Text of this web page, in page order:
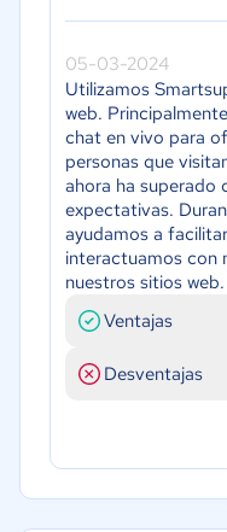
05-03-2024
Utilizamos
web.
chat en vivo para
personas que
ahora ha superado
expectativas.
ayudamos a
interactuamos con
nuestros sitios web.
Ventajas
Desventajas